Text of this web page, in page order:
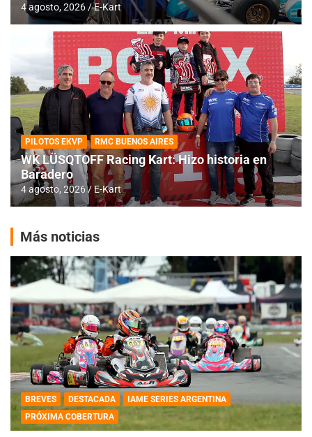
4 agosto, 2026 E-Kart
PILOTOS EKVP RMC BUENOS AIRES
WK LÜSQTOFF Racing Kart: Hizo historia en
Baradero
4 agosto, 2026 E-Kart
Más noticias
BREVES DESTACADA
IAME SERIES ARGENTINA
PRÓXIMA COBERTURA